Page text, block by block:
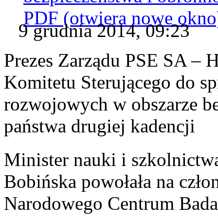
PDF (otwiera nowe
9 grudnia 2014, 09:23
Prezes Zarządu PSE SA –
Komitetu Sterującego do
rozwojowych w obszarze
państwa drugiej kadencji
Minister nauki i
Bobińska powołała na
Narodowego Centrum